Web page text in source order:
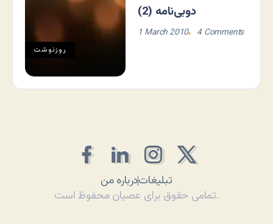
روزنوشت
دوبی‌نامه (2)
1 March 2010 4 Comments
درباره منتبلیغات
تمامی حقوق برای عصیان محفوظ است.